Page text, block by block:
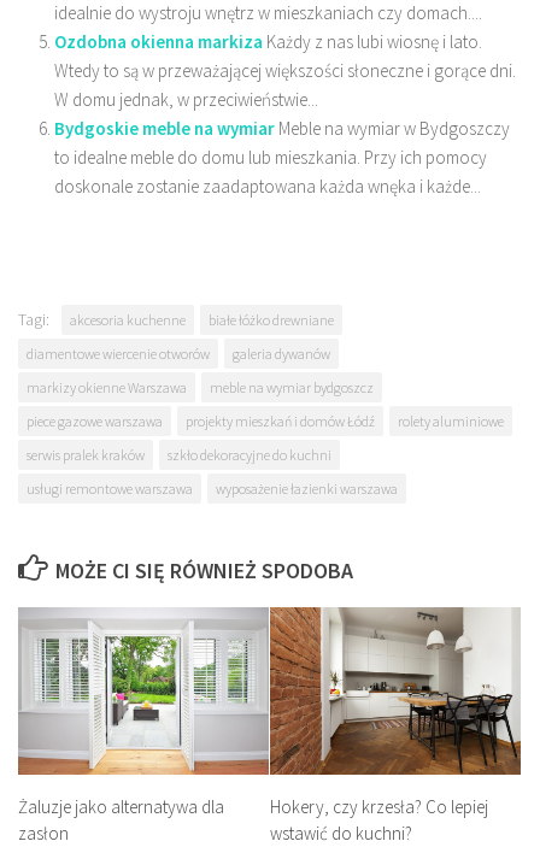
idealnie do wystroju wnętrz w mieszkaniach czy domach....
Ozdobna okienna markiza Każdy z nas lubi wiosnę i lato.
Wtedy to są w przeważającej większości słoneczne i gorące dni.
W domu jednak, w przeciwieństwie...
Bydgoskie meble na wymiar Meble na wymiar w Bydgoszczy
to idealne meble do domu lub mieszkania. Przy ich pomocy
doskonale zostanie zaadaptowana każda wnęka i każde...
Tagi: akcesoria kuchenne
białe łóżko drewniane
diamentowe wiercenie otworów
galeria dywanów
markizy okienne Warszawa
meble na wymiar bydgoszcz
piece gazowe warszawa
projekty mieszkań i domów Łódź
rolety aluminiowe
serwis pralek kraków
szkło dekoracyjne do kuchni
usługi remontowe warszawa
wyposażenie łazienki warszawa
MOŻE CI SIĘ RÓWNIEŻ SPODOBA
Żaluzje jako alternatywa dla
zasłon
Hokery, czy krzesła? Co lepiej
wstawić do kuchni?